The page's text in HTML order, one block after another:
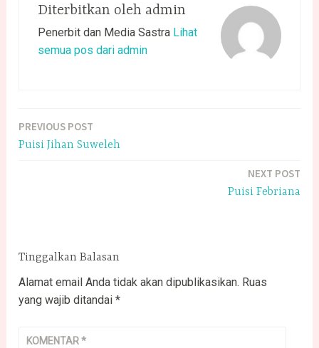
Diterbitkan oleh admin
Penerbit dan Media Sastra Lihat
semua pos dari admin
Navigasi
PREVIOUS POST
Puisi Jihan Suweleh
NEXT POST
Puisi Febriana
Tinggalkan Balasan
Alamat email Anda tidak akan dipublikasikan. Ruas
yang wajib ditandai*
KOMENTAR*